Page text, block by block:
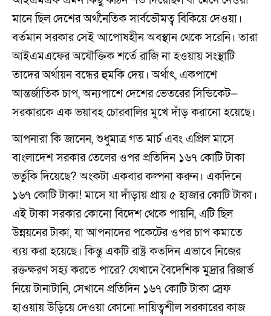
মানে ছিল দেশের অর্থনৈতিক সার্বভৌমত্ব বিকিয়ে দেওয়া।
বর্তমান সরকার সেই আপোষহীন অবস্থান থেকে সরেনি। তারা
আইএমএফের অযৌক্তিক শর্তে রাজি না হওয়ায় সংস্থাটি
তাদের অর্থায়ন বন্ধের হুমকি দেয়। অর্থাৎ, একপাশে
আন্তর্জাতিক চাপ, অন্যপাশে দেশের ভেতরের সিন্ডিকেট—
সরকারকে এক ভয়াবহ চোরবালির মুখে দাঁড় করানো হয়েছে।
আপনারা কি জানেন, শুধুমাত্র গত মার্চ এবং এপ্রিল মাসে
বাংলাদেশ সরকার তেলের ওপর প্রতিদিন ১৬৭ কোটি টাকা
ভর্তুকি দিয়েছে? অংকটা একবার কল্পনা করুন। একদিনে
১৬৭ কোটি টাকা! মাসে যা দাঁড়ায় প্রায় ৫ হাজার কোটি টাকা।
এই টাকা সরকার কোনো বিদেশ থেকে পায়নি, এটি ছিল
উন্নয়নের টাকা, যা আপনাদের পকেটের ওপর চাপ কমাতে
ব্যয় করা হয়েছে। কিন্তু একটি রাষ্ট্র কতদিন এভাবে নিজের
রক্তক্ষরণ সহ্য করতে পারে? যেখানে বৈদেশিক মুদ্রার রিজার্ভ
নিয়ে টানাটানি, সেখানে প্রতিদিন ১৬৭ কোটি টাকা স্রেফ
হাওয়ায় উড়িয়ে দেওয়া কোনো দায়িত্বশীল সরকারের কাজ